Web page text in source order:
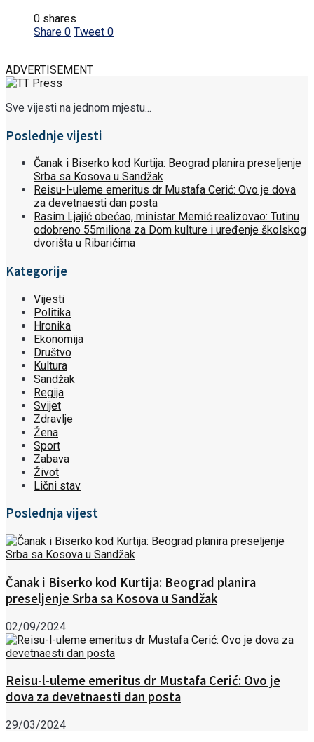
0 shares
Share 0 Tweet 0
ADVERTISEMENT
Sve vijesti na jednom mjestu...
Poslednje vijesti
Čanak i Biserko kod Kurtija: Beograd planira preseljenje
Srba sa Kosova u Sandžak
Reisu-l-uleme emeritus dr Mustafa Cerić: Ovo je dova
za devetnaesti dan posta
Rasim Ljajić obećao, ministar Memić realizovao: Tutinu
odobreno 55miliona za Dom kulture i uređenje školskog
dvorišta u Ribarićima
Kategorije
Vijesti
Politika
Hronika
Ekonomija
Društvo
Kultura
Sandžak
Regija
Svijet
Zdravlje
Žena
Sport
Zabava
Život
Lični stav
Poslednja vijest
Čanak i Biserko kod Kurtija: Beograd planira
preseljenje Srba sa Kosova u Sandžak
02/09/2024
Reisu-l-uleme emeritus dr Mustafa Cerić: Ovo je
dova za devetnaesti dan posta
29/03/2024